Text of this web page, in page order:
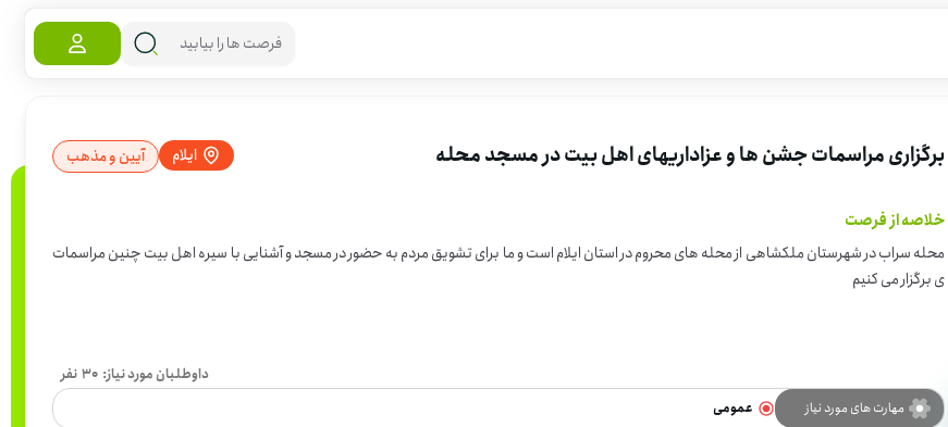
برگزاری مراسمات جشن ها و عزاداریهای اهل بیت در مسجد محله ایلام آیین و مذهب
خلاصه از فرصت
محله سراب در شهرستان ملکشاهی از محله های محروم در استان ایلام است و ما برای تشویق مردم به حضور در مسجد و آشنایی با سیره اهل بیت چنین مراسمات
ی برگزار می کنیم
داوطلبان مورد نیاز: 30 نفر
مهارت های مورد نیاز
عمومی